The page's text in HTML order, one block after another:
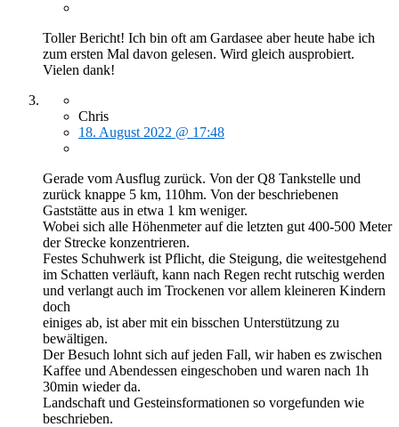
Toller Bericht! Ich bin oft am Gardasee aber heute habe ich
zum ersten Mal davon gelesen. Wird gleich ausprobiert.
Vielen dank!
Chris
18. August 2022 @ 17:48
Gerade vom Ausflug zurück. Von der Q8 Tankstelle und
zurück knappe 5 km, 110hm. Von der beschriebenen
Gaststätte aus in etwa 1 km weniger.
Wobei sich alle Höhenmeter auf die letzten gut 400-500 Meter
der Strecke konzentrieren.
Festes Schuhwerk ist Pflicht, die Steigung, die weitestgehend
im Schatten verläuft, kann nach Regen recht rutschig werden
und verlangt auch im Trockenen vor allem kleineren Kindern
doch
einiges ab, ist aber mit ein bisschen Unterstützung zu
bewältigen.
Der Besuch lohnt sich auf jeden Fall, wir haben es zwischen
Kaffee und Abendessen eingeschoben und waren nach 1h
30min wieder da.
Landschaft und Gesteinsformationen so vorgefunden wie
beschrieben.